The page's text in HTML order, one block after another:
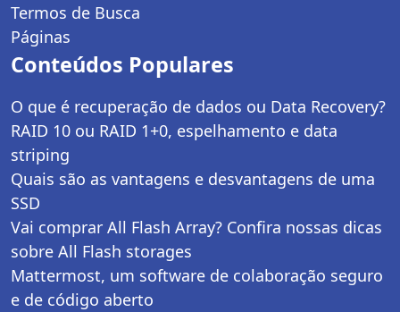
Termos de Busca
Páginas
Conteúdos Populares
O que é recuperação de dados ou Data Recovery?
RAID 10 ou RAID 1+0, espelhamento e data
striping
Quais são as vantagens e desvantagens de uma
SSD
Vai comprar All Flash Array? Confira nossas dicas
sobre All Flash storages
Mattermost, um software de colaboração seguro
e de código aberto